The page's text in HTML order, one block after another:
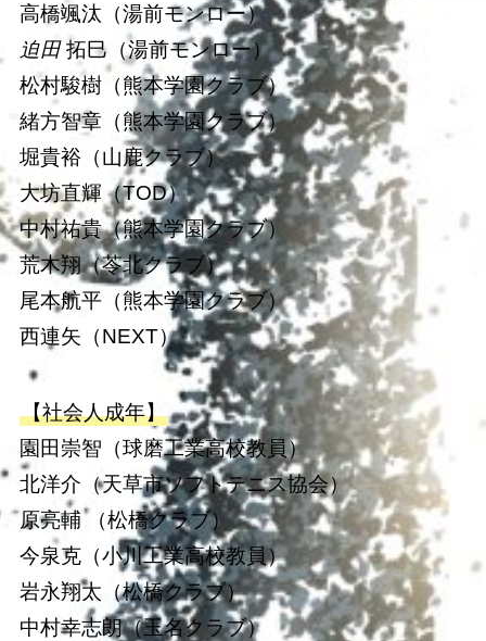
高橋颯汰（湯前モンロー）
迫田拓巳（湯前モンロー）
松村駿樹（熊本学園クラブ）
緒方智章（熊本学園クラブ）
堀貴裕（山鹿クラブ）
大坊直輝（TOD）
中村祐貴（熊本学園クラブ）
荒木翔（苓北クラブ）
尾本航平（熊本学園クラブ）
西連矢（NEXT）
【社会人成年】
園田崇智（球磨工業高校教員）
北洋介（天草市ソフトテニス協会）
原亮輔 （松橋クラブ）
今泉克（小川工業高校教員）
岩永翔太（松橋クラブ）
中村幸志朗（玉名クラブ）